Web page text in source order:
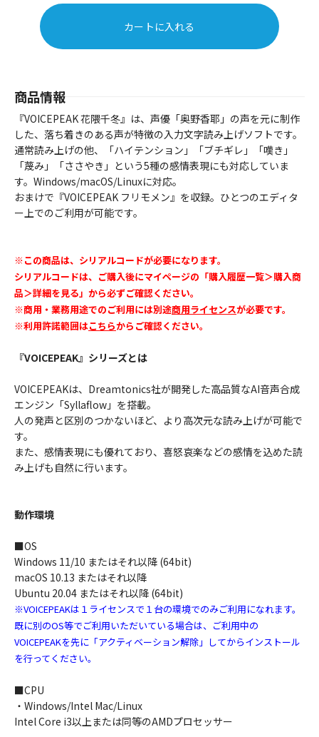
カートに入れる
商品情報
『VOICEPEAK 花隈千冬』は、声優「奥野香耶」の声を元に制作
した、落ち着きのある声が特徴の入力文字読み上げソフトです。
通常読み上げの他、「ハイテンション」「ブチギレ」「嘆き」
「蔑み」「ささやき」という5種の感情表現にも対応していま
す。Windows/macOS/Linuxに対応。
おまけで『VOICEPEAK フリモメン』を収録。ひとつのエディタ
ー上でのご利用が可能です。
※この商品は、シリアルコードが必要になります。
シリアルコードは、ご購入後にマイページの「購入履歴一覧＞購入商
品＞詳細を見る」から必ずご確認ください。
※商用・業務用途でのご利用には別途商用ライセンスが必要です。
※利用許諾範囲はこちらからご確認ください。
『VOICEPEAK』シリーズとは
VOICEPEAKは、Dreamtonics社が開発した高品質なAI音声合成
エンジン「Syllaflow」を搭載。
人の発声と区別のつかないほど、より高次元な読み上げが可能で
す。
また、感情表現にも優れており、喜怒哀楽などの感情を込めた読
み上げも自然に行います。
動作環境
■OS
Windows 11/10 またはそれ以降 (64bit)
macOS 10.13 またはそれ以降
Ubuntu 20.04 またはそれ以降 (64bit)
※VOICEPEAKは１ライセンスで１台の環境でのみご利用になれます。
既に別のOS等でご利用いただいている場合は、ご利用中の
VOICEPEAKを先に「アクティベーション解除」してからインストール
を行ってください。
■CPU
・Windows/Intel Mac/Linux
Intel Core i3以上または同等のAMDプロセッサー